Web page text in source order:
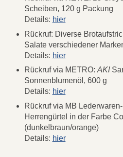
Scheiben, 120 g Packung
Details: hier
Rückruf: Diverse
Salate verschiedener
Details: hier
Rückruf via METRO:AKI
Sonnenblumenöl, 600 g
Details: hier
Rückruf via MB
Herrengürtel in der Farbe
(dunkelbraun/orange)
Details: hier